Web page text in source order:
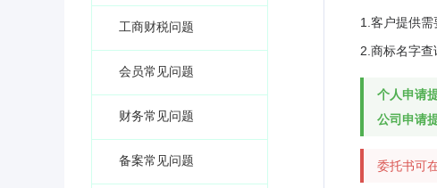
工商财税问题
会员常见问题
财务常见问题
备案常见问题
1.客户提供
2.商标名字查
个人申请
公司申请
委托书可